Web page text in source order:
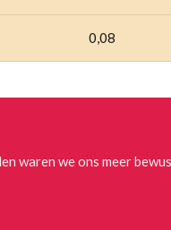
0,08
waren we ons meer